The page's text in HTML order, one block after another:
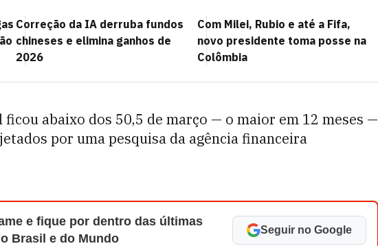
Correção da IA derruba fundos
chineses e elimina ganhos de
2026
Com Milei, Rubio e até a Fifa,
novo presidente toma posse na
Colômbia
abaixo dos 50,5 de março — o maior em 12 meses —
por uma pesquisa da agência financeira
e fique por dentro das últimas
Brasil e do Mundo
Seguir no Google